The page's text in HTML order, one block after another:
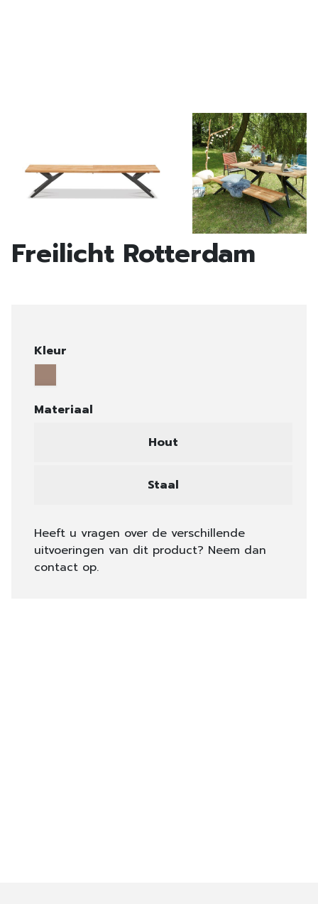
Freilicht Rotterdam
Kleur
Materiaal
Hout
Staal
Heeft u vragen over de verschillende
uitvoeringen van dit product? Neem dan
contact op.